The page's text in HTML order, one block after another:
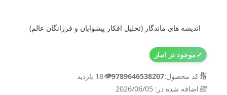
اندیشه های ماندگار (تحلیل افکار پیشوایان و فرزانگان عالم)
✓موجود در انبار
🔢کد محصول:9789646538207
👁️18 بازدید
📅اضافه شده در: 2026/06/05